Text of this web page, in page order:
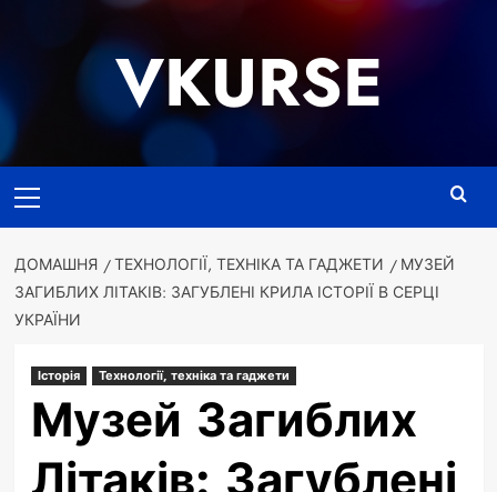
VKURSE
меню
ДОМАШНЯ ТЕХНОЛОГІЇ, ТЕХНІКА ТА ГАДЖЕТИ
МУЗЕЙ
ЗАГИБЛИХ ЛІТАКІВ: ЗАГУБЛЕНІ КРИЛА ІСТОРІЇ В СЕРЦІ
УКРАЇНИ
Історія Технології, техніка та гаджети
Музей Загиблих